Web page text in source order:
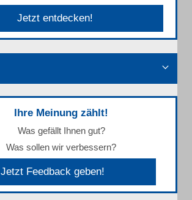
Jetzt entdecken!
Ihre Meinung zählt!
Was gefällt Ihnen gut?
Was sollen wir verbessern?
Jetzt Feedback geben!